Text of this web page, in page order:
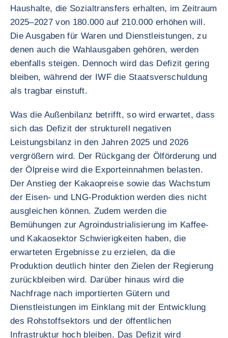
Haushalte, die Sozialtransfers erhalten, im Zeitraum
2025–2027 von 180.000 auf 210.000 erhöhen will.
Die Ausgaben für Waren und Dienstleistungen, zu
denen auch die Wahlausgaben gehören, werden
ebenfalls steigen. Dennoch wird das Defizit gering
bleiben, während der IWF die Staatsverschuldung
als tragbar einstuft.
Was die Außenbilanz betrifft, so wird erwartet, dass
sich das Defizit der strukturell negativen
Leistungsbilanz in den Jahren 2025 und 2026
vergrößern wird. Der Rückgang der Ölförderung und
der Ölpreise wird die Exporteinnahmen belasten.
Der Anstieg der Kakaopreise sowie das Wachstum
der Eisen- und LNG-Produktion werden dies nicht
ausgleichen können. Zudem werden die
Bemühungen zur Agroindustrialisierung im Kaffee-
und Kakaosektor Schwierigkeiten haben, die
erwarteten Ergebnisse zu erzielen, da die
Produktion deutlich hinter den Zielen der Regierung
zurückbleiben wird. Darüber hinaus wird die
Nachfrage nach importierten Gütern und
Dienstleistungen im Einklang mit der Entwicklung
des Rohstoffsektors und der öffentlichen
Infrastruktur hoch bleiben. Das Defizit wird